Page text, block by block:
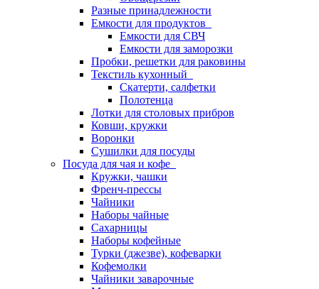
Разные принадлежности
Емкости для продуктов
Емкости для СВЧ
Емкости для заморозки
Пробки, решетки для раковины
Текстиль кухонный
Скатерти, салфетки
Полотенца
Лотки для столовых прибров
Ковши, кружки
Воронки
Сушилки для посуды
Посуда для чая и кофе
Кружки, чашки
Френч-прессы
Чайники
Наборы чайные
Сахарницы
Наборы кофейные
Турки (джезве), кофеварки
Кофемолки
Чайники заварочные